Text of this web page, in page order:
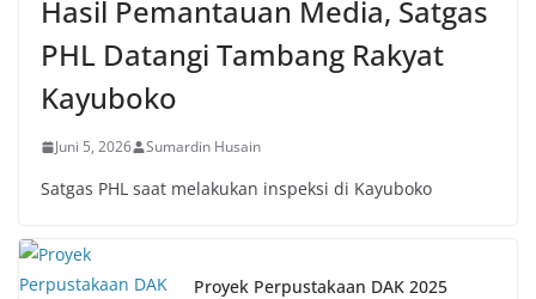
Hasil Pemantauan Media, Satgas
PHL Datangi Tambang Rakyat
Kayuboko
Juni 5, 2026 Sumardin Husain
Satgas PHL saat melakukan inspeksi di Kayuboko
Proyek Perpustakaan DAK 2025